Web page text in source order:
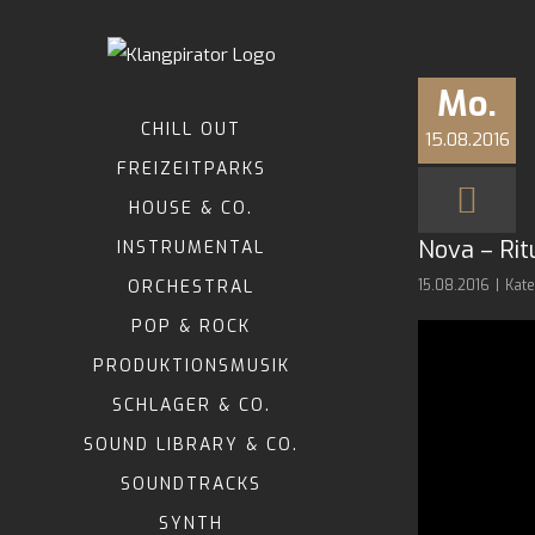
CHILL OUT
FREIZEITPARKS
HOUSE & CO.
INSTRUMENTAL
ORCHESTRAL
POP & ROCK
PRODUKTIONSMUSIK
SCHLAGER & CO.
SOUND LIBRARY & CO.
SOUNDTRACKS
SYNTH
Mo.
15.08.2016
Nova –
15.08.2016